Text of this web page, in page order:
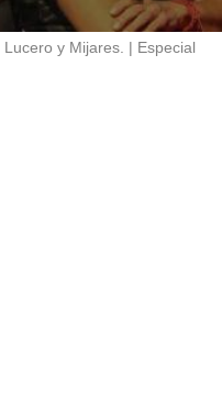
y Mijares. Especial